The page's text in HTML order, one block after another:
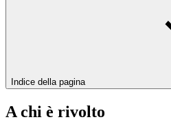
Indice della pagina
A chi è rivolto